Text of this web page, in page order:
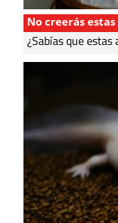
No creerás estas
¿Sabías que